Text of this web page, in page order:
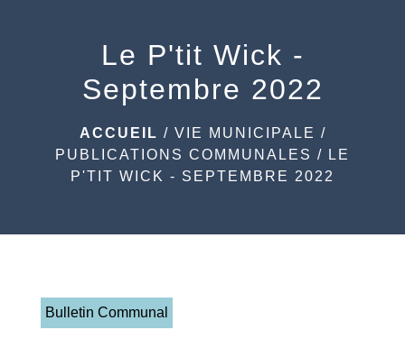
Le P'tit Wick -
Septembre 2022
ACCUEIL / VIE MUNICIPALE /
PUBLICATIONS COMMUNALES / LE
P'TIT WICK - SEPTEMBRE 2022
Bulletin Communal